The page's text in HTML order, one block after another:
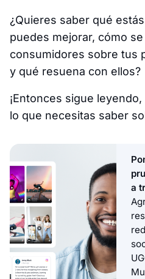
¿Quieres saber qué
puedes mejorar, cómo
consumidores sobre tus
y qué resuena con ellos?
¡Entonces sigue
lo que necesitas saber
a